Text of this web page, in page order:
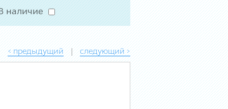
наличие
< предыдущий | следующий >